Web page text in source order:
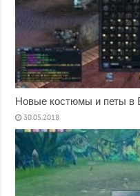
Новые костюмы и петы в
30.05.2018